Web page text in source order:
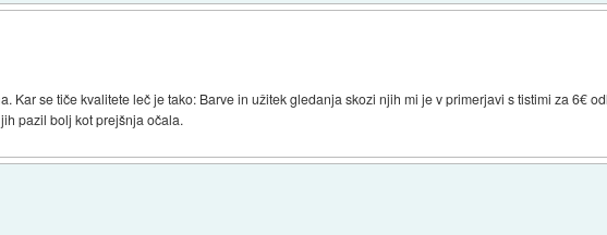
Kar se tiče kvalitete leč je tako: Barve in užitek gledanja skozi njih mi je v primerjavi s tistimi za 6€
pazil bolj kot prejšnja očala.